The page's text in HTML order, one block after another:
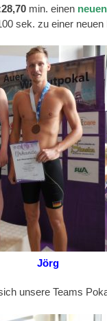
min. einen
sek. zu einer neuen
Jörg
unsere Teams